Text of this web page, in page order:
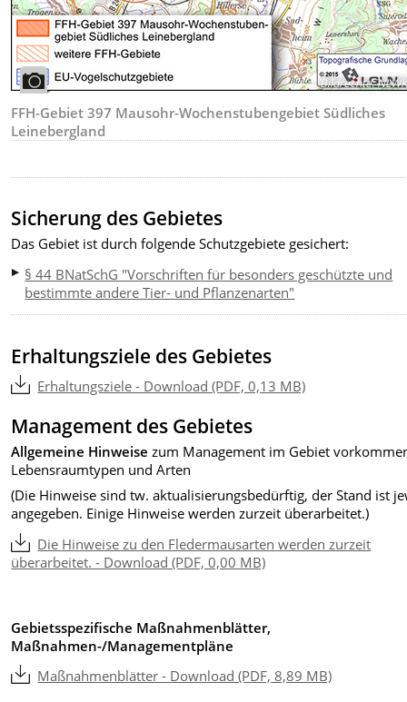
Bildrechte:
FFH-Gebiet 397 Mausohr-Wochenstubengebiet Südliches
Leinebergland
Sicherung des Gebietes
Das Gebiet ist durch folgende Schutzgebiete gesichert:
§ 44 BNatSchG "Vorschriften für besonders geschützte und
bestimmte andere Tier- und Pflanzenarten"
Erhaltungsziele des Gebietes
Erhaltungsziele - Download (PDF, 0,13 MB)
Management des Gebietes
Allgemeine Hinweise zum Management im Gebiet
Lebensraumtypen und Arten
(Die Hinweise sind tw. aktualisierungsbedürftig, der Stand ist
angegeben. Einige Hinweise werden zurzeit überarbeitet.)
Die Hinweise zu den Fledermausarten werden zurzeit
überarbeitet. - Download (PDF, 0,00 MB)
Gebietsspezifische Maßnahmenblätter,
Maßnahmen-/Managementpläne
Maßnahmenblätter - Download (PDF, 8,89 MB)